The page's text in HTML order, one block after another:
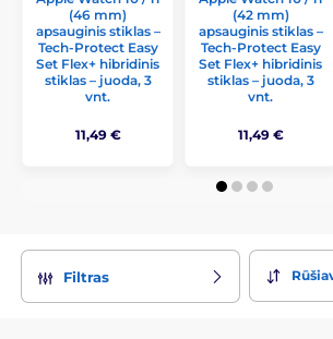
(46 mm)
apsauginis stiklas –
Tech-Protect Easy
Set Flex+ hibridinis
stiklas – juoda, 3
vnt.
11,49 €
(42 mm)
apsauginis stiklas –
Tech-Protect Easy
Set Flex+ hibridinis
stiklas – juoda, 3
vnt.
11,49 €
Filtras